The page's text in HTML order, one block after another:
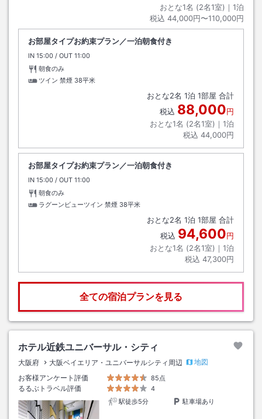
おとな1名 (2名1室)｜ 1泊
税込 44,000円〜110,000円
お部屋タイプお約束プラン／一泊朝食付き
IN チェックイン
15:00 / OUT チェックアウト
11:00
朝食のみ
ツイン 禁煙 38平米
おとな2名 1泊 1部屋 合計
税込 88,000円
おとな1名 (2名1室)｜ 1泊
税込 44,000円
お部屋タイプお約束プラン／一泊朝食付き
IN チェックイン
15:00 / OUT チェックアウト
11:00
朝食のみ
ラグーンビューツイン 禁煙 38平米
おとな2名 1泊 1部屋 合計
税込 94,600円
おとな1名 (2名1室)｜ 1泊
税込 47,300円
全ての宿泊プランを見る
ホテル近鉄ユニバーサル・シティ
大阪府 大阪ベイエリア・ユニバーサルシティ周辺
地図
お客様アンケート評価
85点
るるぶトラベル評価
4
駅徒歩5分
駐車場あり